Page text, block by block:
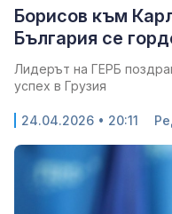
Борисов към
България се
Лидерът на ГЕРБ
успех в Грузия
24.04.2026 • 20:11